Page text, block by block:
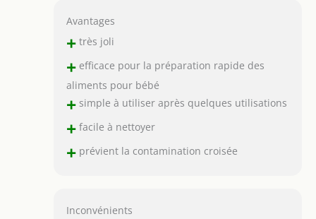
Avantages
+très joli
+efficace pour la préparation rapide des
aliments pour bébé
+simple à utiliser après quelques utilisations
+facile à nettoyer
+prévient la contamination croisée
Inconvénients